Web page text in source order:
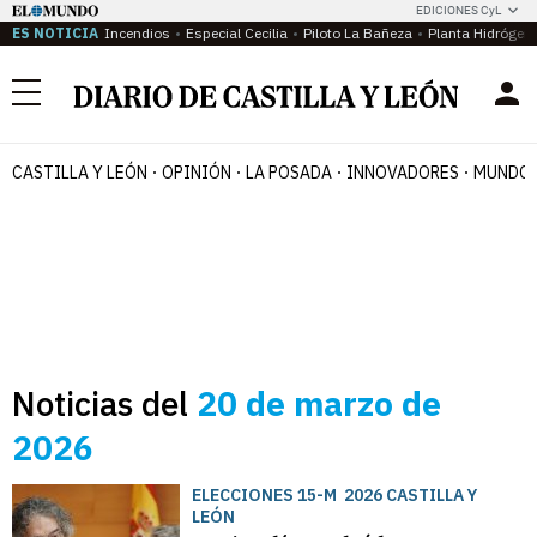
EDICIONES CyL
ES NOTICIA Incendios Especial Cecilia Piloto La Bañeza Planta
Menú
CASTILLA Y LEÓN OPINIÓN LA POSADA INNOVADORES MUNDO
Noticias del 20 de marzo de
2026
ELECCIONES 15-M 2026 CASTILLA Y
LEÓN